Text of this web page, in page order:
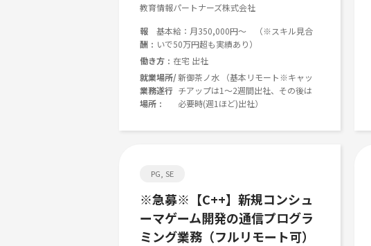
教育情報パートナーズ株式会社
報
酬
基本給：月350,000円～ （※スキル見合
いで50万円超も実績あり）
働き方
在宅 出社
就業場所/
業務遂行
場所
新御茶ノ水 （基本リモート※キャッ
チアップは1～2週間出社、その後は
必要時(週1ほど)出社）
PG, SE
※急募※【C++】新規コンシュ
ーマゲーム開発の通信プログラ
ミング業務（フルリモート可）